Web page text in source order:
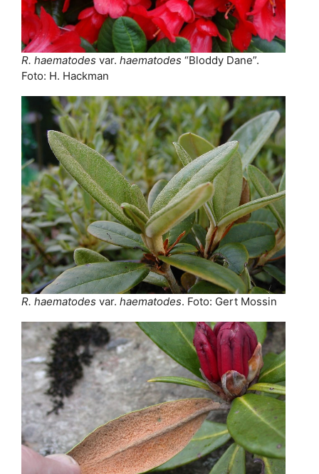
R. haematodes var. haematodes “Bloddy Dane”.
Foto: H. Hackman
R. haematodes var. haematodes. Foto: Gert Mossin